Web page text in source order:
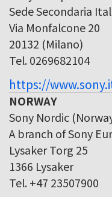
Sede Secondaria
Via Monfalcone 20
20132 (Milano)
Tel. 0269682104
https://
NORWAY
Sony Nordic
A branch of Sony
Lysaker Torg 25
1366 Lysaker
Tel. +47 23507900